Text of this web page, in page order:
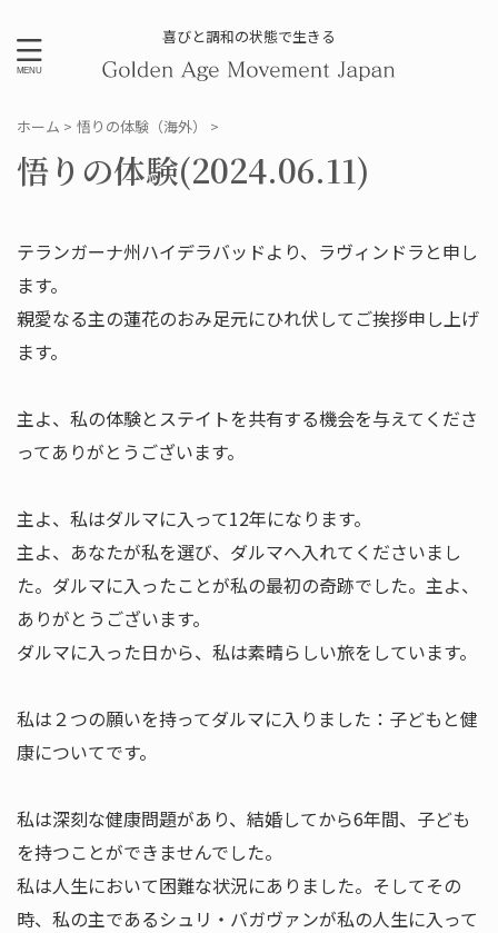
喜びと調和の状態で生きる
ホーム > 悟りの体験（海外） >
悟りの体験(2024.06.11)
テランガーナ州ハイデラバッドより、ラヴィンドラと申し
ます。
親愛なる主の蓮花のおみ足元にひれ伏してご挨拶申し上げ
ます。
主よ、私の体験とステイトを共有する機会を与えてくださ
ってありがとうございます。
主よ、私はダルマに入って12年になります。
主よ、あなたが私を選び、ダルマへ入れてくださいまし
た。ダルマに入ったことが私の最初の奇跡でした。主よ、
ありがとうございます。
ダルマに入った日から、私は素晴らしい旅をしています。
私は２つの願いを持ってダルマに入りました：子どもと健
康についてです。
私は深刻な健康問題があり、結婚してから6年間、子ども
を持つことができませんでした。
私は人生において困難な状況にありました。そしてその
時、私の主であるシュリ・バガヴァンが私の人生に入って